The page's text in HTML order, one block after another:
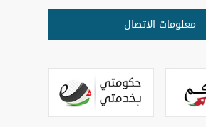
معلومات الاتصال